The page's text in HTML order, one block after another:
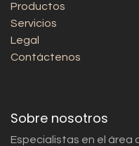
Productos
Servicios
Legal
Contáctenos
Sobre nosotros
Especialistas en el área